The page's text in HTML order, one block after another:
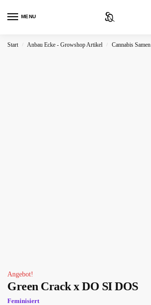
MENU
Start / Anbau Ecke - Growshop Artikel / Cannabis Samen
Angebot!
Green Crack x DO SI DOS
Feminisiert